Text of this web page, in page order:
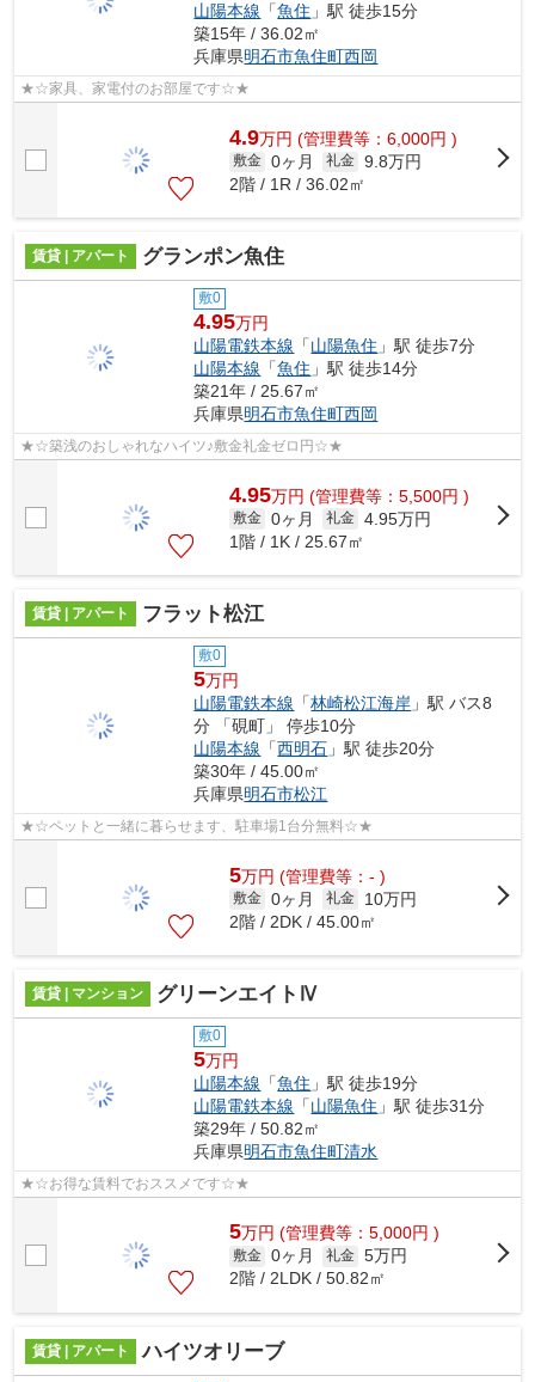
山陽本線 「魚住 」駅 徒歩15分
築15年 / 36.02㎡
兵庫県明石市魚住町西岡
★☆家具、家電付のお部屋です☆★
4.9万円 (管理費等：6,000円 )
敷金 0ヶ月 礼金 9.8万円
2階 / 1R / 36.02㎡
賃貸 | アパート グランポン魚住
敷0
4.95万円
山陽電鉄本線 「山陽魚住 」駅 徒歩7分
山陽本線 「魚住 」駅 徒歩14分
築21年 / 25.67㎡
兵庫県明石市魚住町西岡
★☆築浅のおしゃれなハイツ♪敷金礼金ゼロ円☆★
4.95万円 (管理費等：5,500円 )
敷金 0ヶ月 礼金 4.95万円
1階 / 1K / 25.67㎡
賃貸 | アパート フラット松江
敷0
5万円
山陽電鉄本線 「林崎松江海岸 」駅 バス8
分 「硯町」 停歩10分
山陽本線 「西明石 」駅 徒歩20分
築30年 / 45.00㎡
兵庫県明石市松江
★☆ペットと一緒に暮らせます、駐車場1台分無料☆★
5万円 (管理費等：- )
敷金 0ヶ月 礼金
10万円
2階 / 2DK / 45.00㎡
賃貸 | マンション グリーンエイトⅣ
敷0
5万円
山陽本線 「魚住 」駅 徒歩19分
山陽電鉄本線 「山陽魚住 」駅 徒歩31分
築29年 / 50.82㎡
兵庫県明石市魚住町清水
★☆お得な賃料でおススメです☆★
5万円 (管理費等：5,000円 )
敷金 0ヶ月 礼金 5万円
2階 / 2LDK / 50.82㎡
賃貸 | アパート ハイツオリーブ